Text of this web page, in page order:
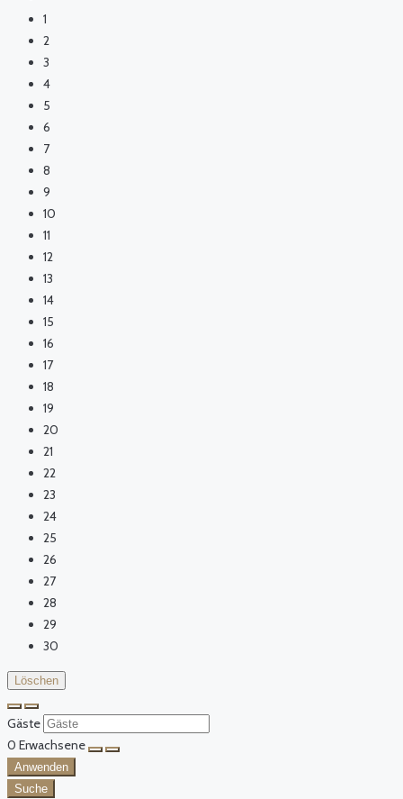
1
2
3
4
5
6
7
8
9
10
11
12
13
14
15
16
17
18
19
20
21
22
23
24
25
26
27
28
29
30
Löschen
Gäste
0 Erwachsene
Anwenden
Suche